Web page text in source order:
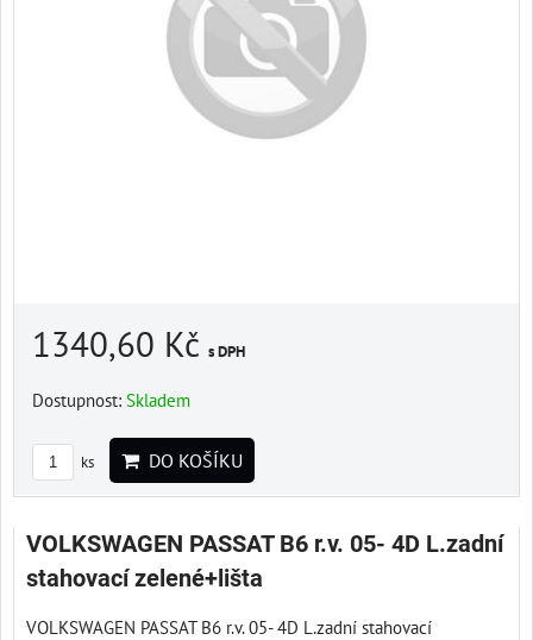
1340,60 Kč s DPH
Dostupnost: Skladem
ks DO KOŠÍKU
VOLKSWAGEN PASSAT B6 r.v. 05- 4D L.zadní
stahovací zelené+lišta
VOLKSWAGEN PASSAT B6 r.v. 05- 4D L.zadní stahovací